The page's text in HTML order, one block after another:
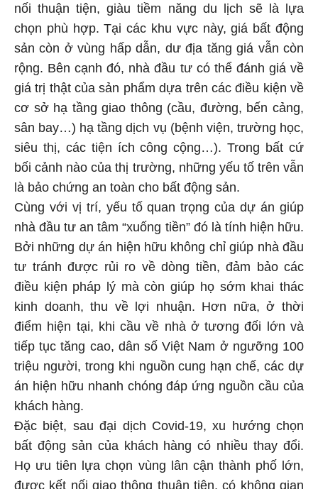
nối thuận tiện, giàu tiềm năng du lịch sẽ là lựa
chọn phù hợp. Tại các khu vực này, giá bất động
sản còn ở vùng hấp dẫn, dư địa tăng giá vẫn còn
rộng. Bên cạnh đó, nhà đầu tư có thể đánh giá về
giá trị thật của sản phẩm dựa trên các điều kiện về
cơ sở hạ tầng giao thông (cầu, đường, bến cảng,
sân bay…) hạ tầng dịch vụ (bệnh viện, trường học,
siêu thị, các tiện ích công cộng…). Trong bất cứ
bối cảnh nào của thị trường, những yếu tố trên vẫn
là bảo chứng an toàn cho bất động sản.
Cùng với vị trí, yếu tố quan trọng của dự án giúp
nhà đầu tư an tâm “xuống tiền” đó là tính hiện hữu.
Bởi những dự án hiện hữu không chỉ giúp nhà đầu
tư tránh được rủi ro về dòng tiền, đảm bảo các
điều kiện pháp lý mà còn giúp họ sớm khai thác
kinh doanh, thu về lợi nhuận. Hơn nữa, ở thời
điểm hiện tại, khi cầu về nhà ở tương đối lớn và
tiếp tục tăng cao, dân số Việt Nam ở ngưỡng 100
triệu người, trong khi nguồn cung hạn chế, các dự
án hiện hữu nhanh chóng đáp ứng nguồn cầu của
khách hàng.
Đặc biệt, sau đại dịch Covid-19, xu hướng chọn
bất động sản của khách hàng có nhiều thay đổi.
Họ ưu tiên lựa chọn vùng lân cận thành phố lớn,
được kết nối giao thông thuận tiện, có không gian